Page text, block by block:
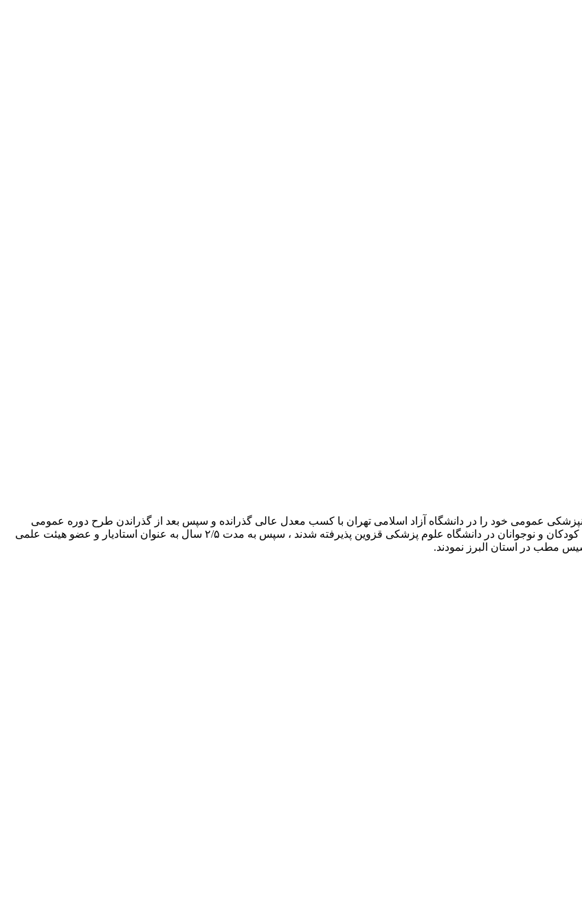
عمومی خود را در دانشگاه آزاد اسلامی تهران با کسب معدل عالی گذرانده و سپس بعد از گذراندن طرح دوره عمومی
موفق به کسب رتبه عالی در آزمون تخصصی و در رشته تخصص دندانپزشکی کودکان و نوجوانان در دانشگاه علوم پزشکی قزوین پذیرفته شدند ، سپس به مدت ۲/۵ سال به عنوان استادیار و عضو هیئت علمی
مطب در استان البرز نمودند.